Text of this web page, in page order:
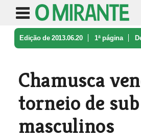
Edição de 2013.06.20 1ª página
Chamusca
torneio de sub
masculinos